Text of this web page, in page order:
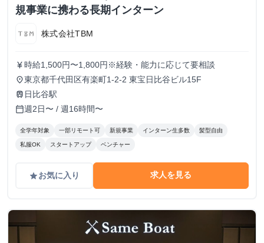
規事業に携わる長期インターン
株式会社TBM
currency_yen 時給1,500円〜1,800円※経験・能力に応じて要相談
place東京都千代田区有楽町1-2-2 東宝日比谷ビル15F
train 日比谷駅
calendar_today週2日〜 / 週16時間〜
全学年対象 一部リモート可 新規事業 インターン生多数 髪型自由
私服OK スタートアップ ベンチャー
gradeお気に入り 求人を見る